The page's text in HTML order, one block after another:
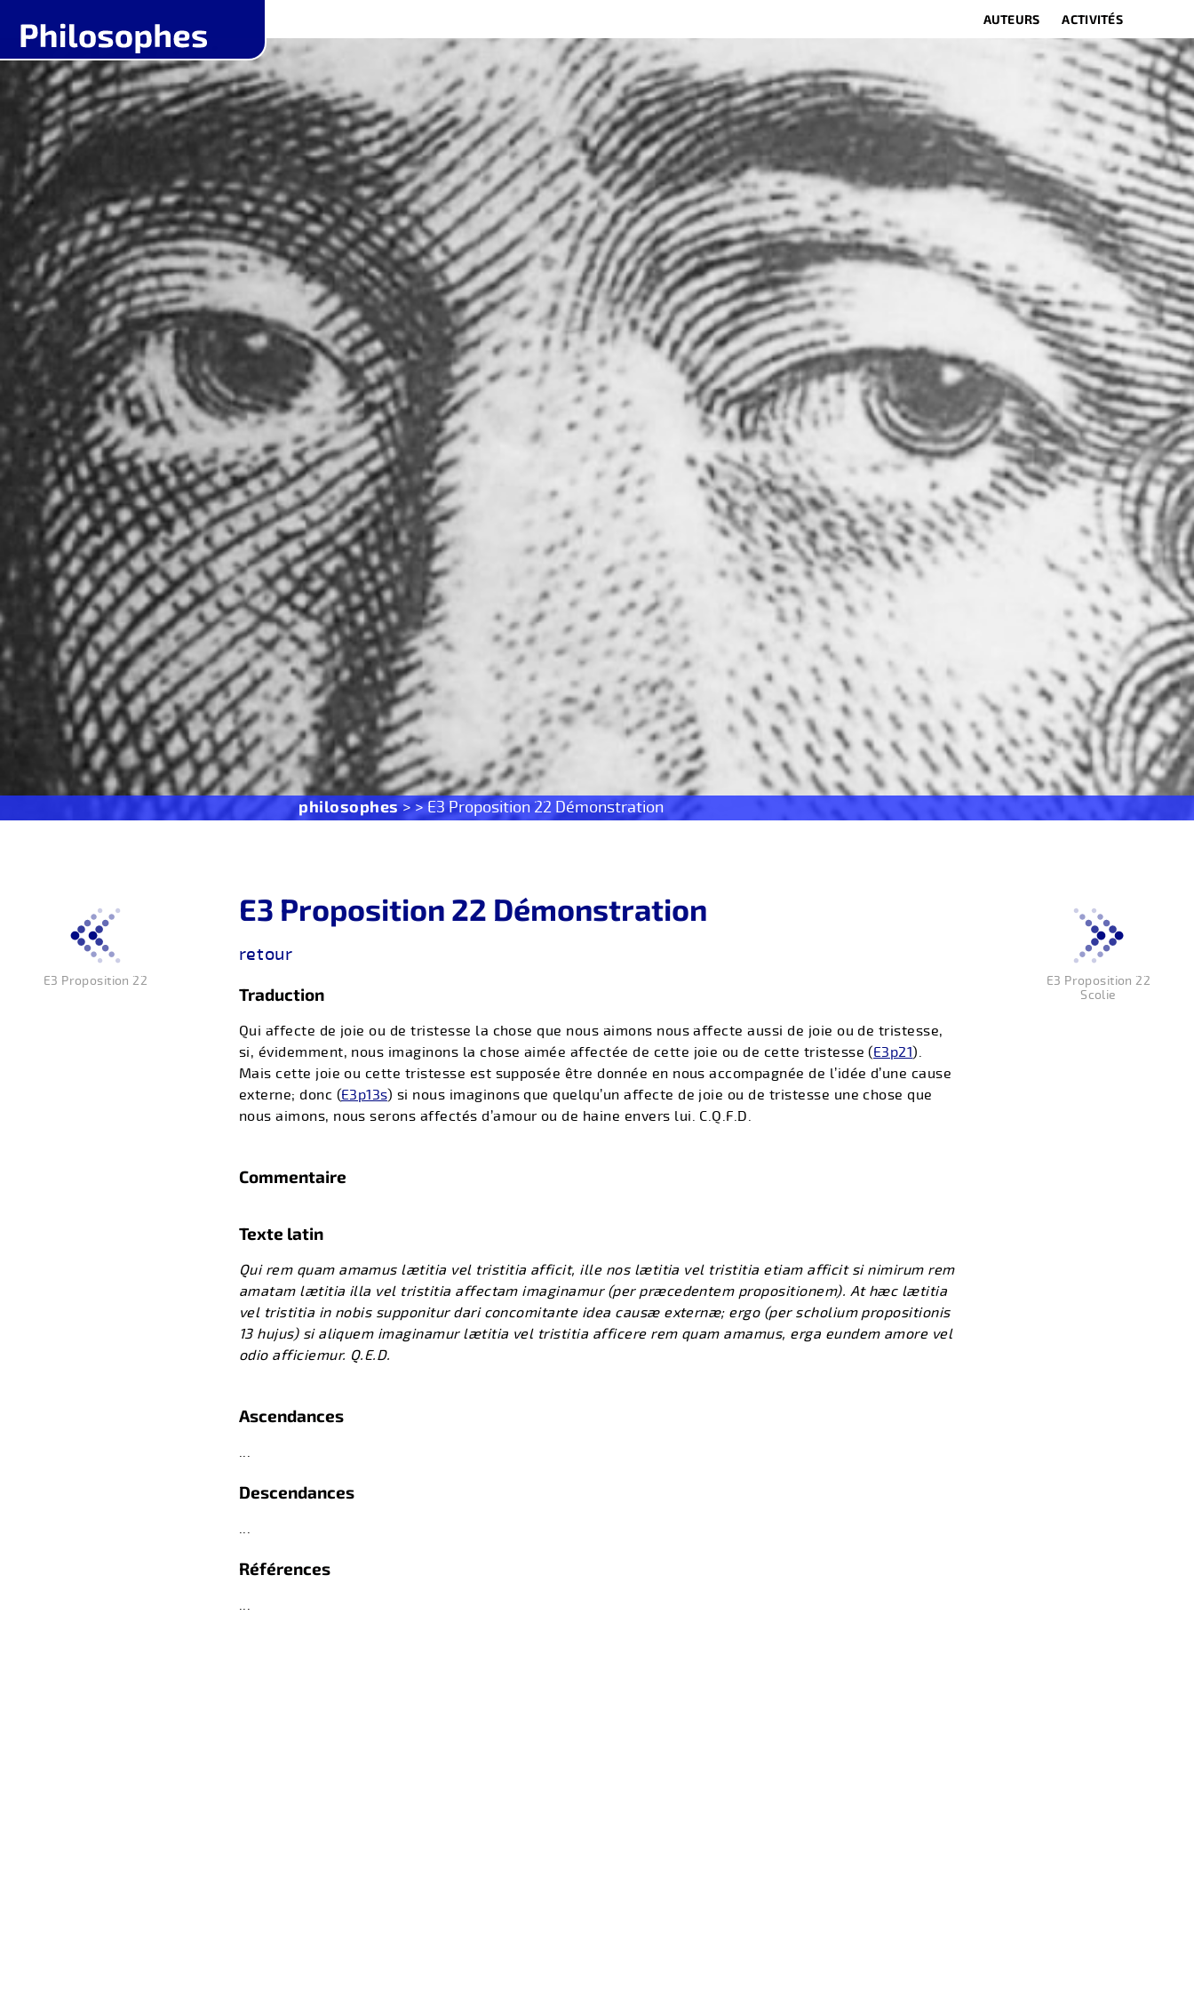
AUTEURS ACTIVITÉS
philosophes > > E3 Proposition 22 Démonstration
E3 Proposition 22
E3 Proposition 22
Scolie
E3 Proposition 22 Démonstration
retour
Traduction
Qui affecte de joie ou de tristesse la chose que nous aimons nous affecte aussi de joie ou de tristesse,
si, évidemment, nous imaginons la chose aimée affectée de cette joie ou de cette tristesse (E3p21).
Mais cette joie ou cette tristesse est supposée être donnée en nous accompagnée de l’idée d’une cause
externe; donc (E3p13s) si nous imaginons que quelqu’un affecte de joie ou de tristesse une chose que
nous aimons, nous serons affectés d’amour ou de haine envers lui. C.Q.F.D.
Commentaire
Texte latin
Qui rem quam amamus lætitia vel tristitia afficit, ille nos lætitia vel tristitia etiam afficit si nimirum rem
amatam lætitia illa vel tristitia affectam imaginamur (per præcedentem propositionem). At hæc lætitia
vel tristitia in nobis supponitur dari concomitante idea causæ externæ; ergo (per scholium propositionis
13 hujus) si aliquem imaginamur lætitia vel tristitia afficere rem quam amamus, erga eundem amore vel
odio afficiemur. Q.E.D.
Ascendances
Descendances
Références